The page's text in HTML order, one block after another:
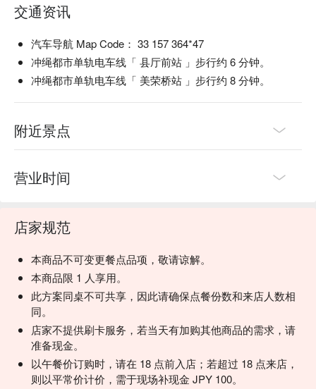
交通资讯
汽车导航 Map Code： 33 157 364*47
冲绳都市单轨电车线「 县厅前站 」步行约 6 分钟。
冲绳都市单轨电车线「 美荣桥站 」步行约 8 分钟。
附近景点
营业时间
店家规范
本商品不可变更餐点品项，敬请谅解。
本商品限 1 人享用。
此方案同桌不可共享，因此请确保点餐份数和来店人数相
同。
店家不提供刷卡服务，若当天有加购其他商品的需求，请
准备现金。
以午餐价订购时，请在 18 点前入店；若超过 18 点来店，
则以平常价计价，需于现场补现金 JPY 100。